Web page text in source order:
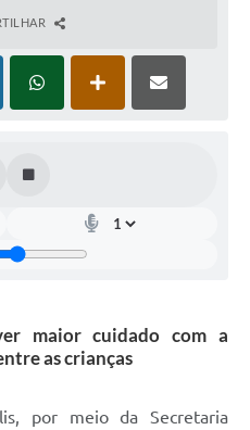
maior cuidado com a
as crianças
por meio da Secretaria